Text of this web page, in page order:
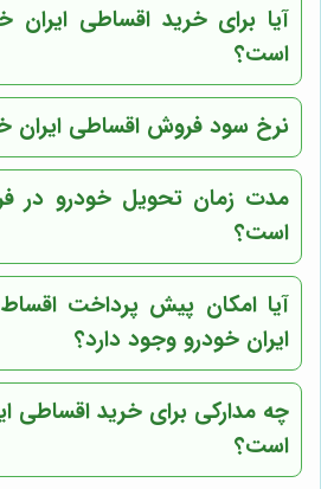
آیا برای خرید اقساطی ایران
است؟
نرخ سود فروش اقساطی ایران
مدت زمان تحویل خودرو در
است؟
آیا امکان پیش پرداخت
ایران خودرو وجود دارد؟
چه مدارکی برای خرید اقساطی
است؟